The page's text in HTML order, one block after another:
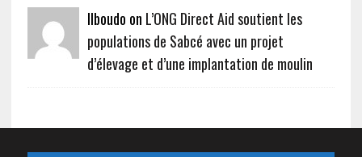
Ilboudo on L’ONG Direct Aid soutient les
populations de Sabcé avec un projet
d’élevage et d’une implantation de moulin